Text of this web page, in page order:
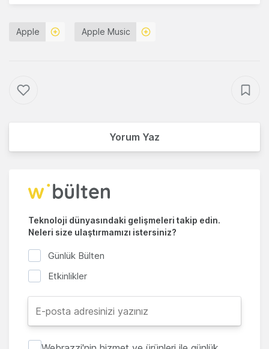
Apple Apple Music
Yorum Yaz
Teknoloji dünyasındaki gelişmeleri takip edin.
Neleri size ulaştırmamızı istersiniz?
Günlük Bülten
Etkinlikler